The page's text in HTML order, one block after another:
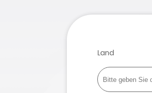
Land